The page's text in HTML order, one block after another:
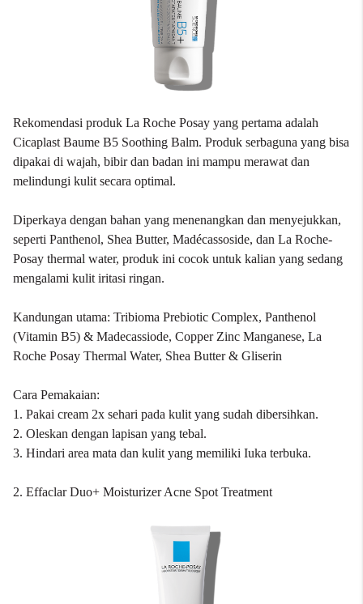
Rekomendasi produk La Roche Posay yang pertama adalah
Cicaplast Baume B5 Soothing Balm. Produk serbaguna yang bisa
dipakai di wajah, bibir dan badan ini mampu merawat dan
melindungi kulit secara optimal.
Diperkaya dengan bahan yang menenangkan dan menyejukkan,
seperti Panthenol, Shea Butter, Madécassoside, dan La Roche-
Posay thermal water, produk ini cocok untuk kalian yang sedang
mengalami kulit iritasi ringan.
Kandungan utama: Tribioma Prebiotic Complex, Panthenol
(Vitamin B5) & Madecassiode, Copper Zinc Manganese, La
Roche Posay Thermal Water, Shea Butter & Gliserin
Cara Pemakaian:
1. Pakai cream 2x sehari pada kulit yang sudah dibersihkan.
2. Oleskan dengan lapisan yang tebal.
3. Hindari area mata dan kulit yang memiliki Iuka terbuka.
2. Effaclar Duo+ Moisturizer Acne Spot Treatment